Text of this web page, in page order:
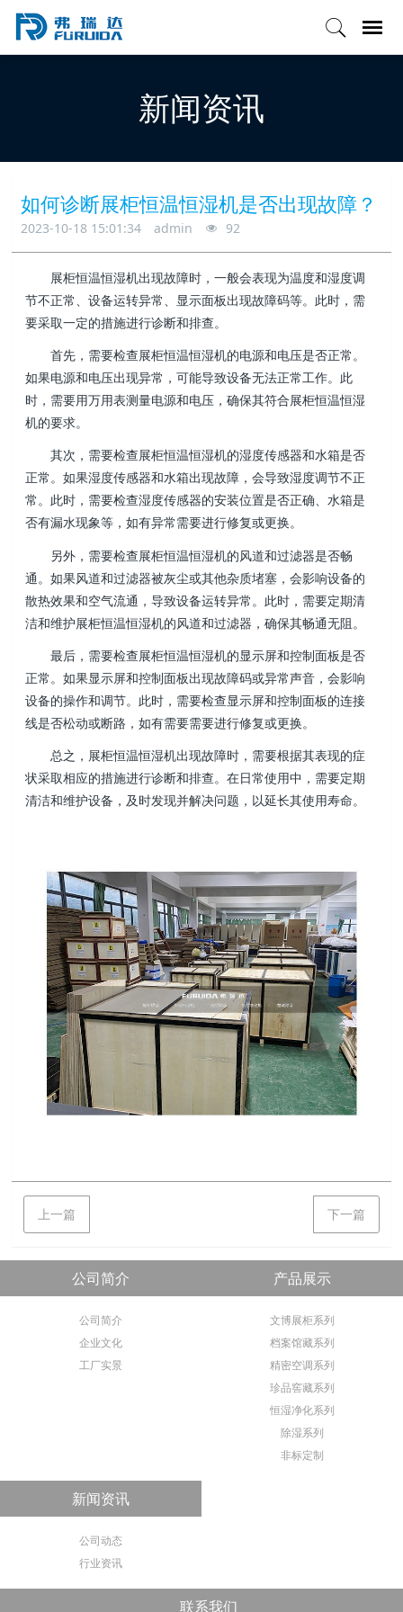
新闻资讯
如何诊断展柜恒温恒湿机是否出现故障？
2023-10-18 15:01:34 admin 92
展柜恒温恒湿机出现故障时，一般会表现为温度和湿度调
节不正常、设备运转异常、显示面板出现故障码等。此时，需
要采取一定的措施进行诊断和排查。
首先，需要检查展柜恒温恒湿机的电源和电压是否正常。
如果电源和电压出现异常，可能导致设备无法正常工作。此
时，需要用万用表测量电源和电压，确保其符合展柜恒温恒湿
机的要求。
其次，需要检查展柜恒温恒湿机的湿度传感器和水箱是否
正常。如果湿度传感器和水箱出现故障，会导致湿度调节不正
常。此时，需要检查湿度传感器的安装位置是否正确、水箱是
否有漏水现象等，如有异常需要进行修复或更换。
另外，需要检查展柜恒温恒湿机的风道和过滤器是否畅
通。如果风道和过滤器被灰尘或其他杂质堵塞，会影响设备的
散热效果和空气流通，导致设备运转异常。此时，需要定期清
洁和维护展柜恒温恒湿机的风道和过滤器，确保其畅通无阻。
最后，需要检查展柜恒温恒湿机的显示屏和控制面板是否
正常。如果显示屏和控制面板出现故障码或异常声音，会影响
设备的操作和调节。此时，需要检查显示屏和控制面板的连接
线是否松动或断路，如有需要需要进行修复或更换。
总之，展柜恒温恒湿机出现故障时，需要根据其表现的症
状采取相应的措施进行诊断和排查。在日常使用中，需要定期
清洁和维护设备，及时发现并解决问题，以延长其使用寿命。
上一篇 下一篇
公司简介
公司简介
企业文化
工厂实景
产品展示
文博展柜系列
档案馆藏系列
精密空调系列
珍品窖藏系列
恒湿净化系列
除湿系列
非标定制
新闻资讯
公司动态
行业资讯
联系我们